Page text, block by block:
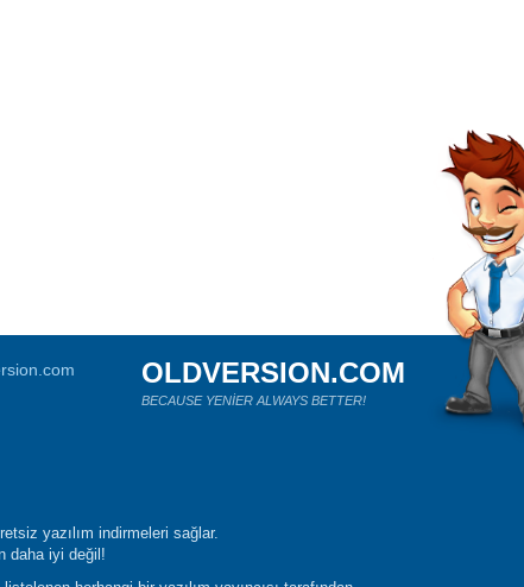
OLDVERSION.COM
BECAUSE YENİER ALWAYS BETTER!
yazılım indirmeleri sağlar.
daha iyi değil!